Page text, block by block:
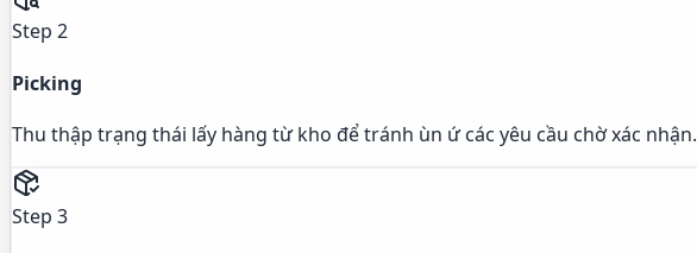
Step 2
Picking
Thu thập trạng thái lấy hàng từ kho để tránh ùn ứ các yêu cầu chờ xác nhận.
Step 3